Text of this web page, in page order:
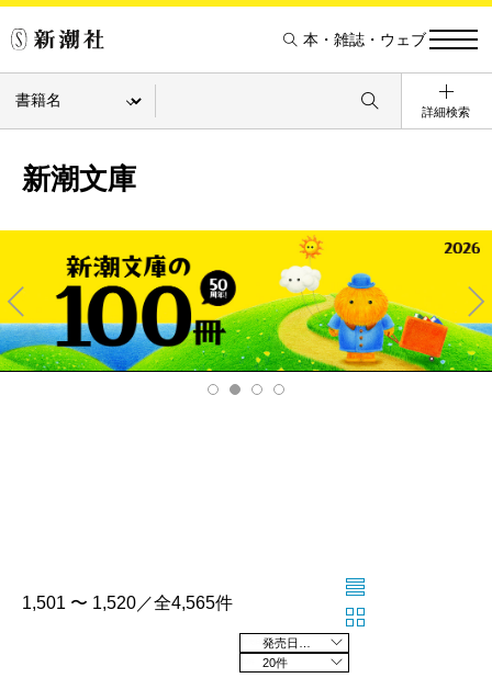
本・雑誌・ウェブ
詳細検索
新潮文庫
Pre
v
Ne
xt
1,501 〜 1,520／全4,565件
20件